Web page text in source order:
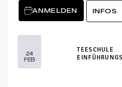
ANMELDEN INFOS
24
FEB
TEESCHULE